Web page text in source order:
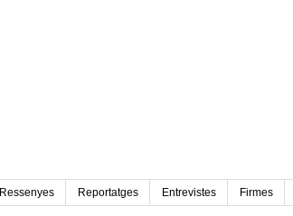
Ressenyes Reportatges Entrevistes Firmes